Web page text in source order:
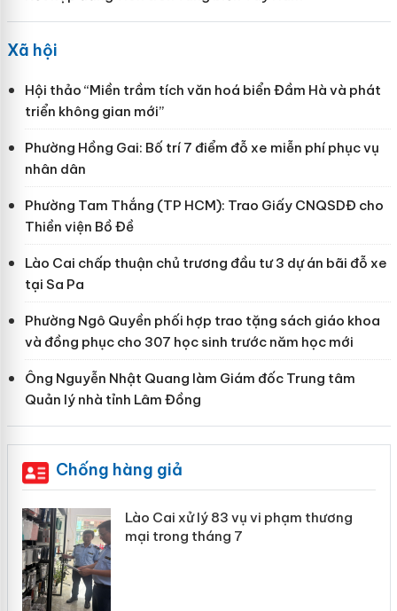
Xã hội
Hội thảo “Miền trầm tích văn hoá biển Đầm Hà và phát
triển không gian mới”
Phường Hồng Gai: Bố trí 7 điểm đỗ xe miễn phí phục vụ
nhân dân
Phường Tam Thắng (TP HCM): Trao Giấy CNQSDĐ cho
Thiền viện Bồ Đề
Lào Cai chấp thuận chủ trương đầu tư 3 dự án bãi đỗ xe
tại Sa Pa
Phường Ngô Quyền phối hợp trao tặng sách giáo khoa
và đồng phục cho 307 học sinh trước năm học mới
Ông Nguyễn Nhật Quang làm Giám đốc Trung tâm
Quản lý nhà tỉnh Lâm Đồng
Chống hàng giả
Lào Cai xử lý 83 vụ vi phạm thương
mại trong tháng 7